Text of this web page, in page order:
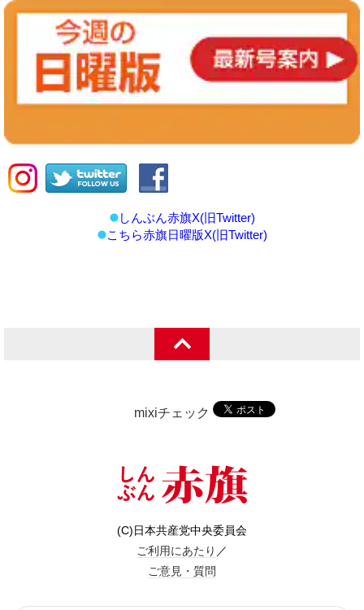
しんぶん赤旗X(旧Twitter)
こちら赤旗日曜版X(旧Twitter)
mixiチェック
(C)日本共産党中央委員会
ご利用にあたり ／
ご意見・質問